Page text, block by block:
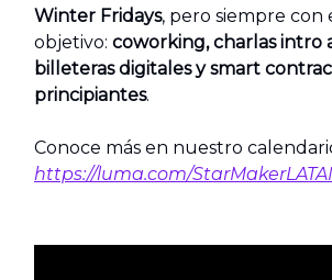
Winter Fridays, pero siempre con
objetivo: coworking, charlas intro
billeteras digitales y smart
principiantes.
Conoce más en nuestro
https://luma.com/